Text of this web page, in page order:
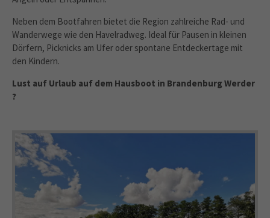
Neben dem Bootfahren bietet die Region zahlreiche Rad- und
Wanderwege wie den Havelradweg. Ideal für Pausen in kleinen
Dörfern, Picknicks am Ufer oder spontane Entdeckertage mit
den Kindern.
Lust auf Urlaub auf dem Hausboot in Brandenburg Werder
?